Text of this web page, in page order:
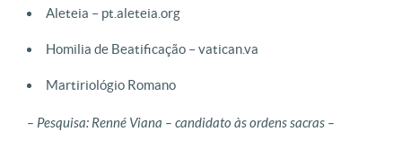
Aleteia – pt.aleteia.org
Homilia de Beatificação – vatican.va
Martiriológio Romano
– Pesquisa: Renné Viana – candidato às ordens sacras –